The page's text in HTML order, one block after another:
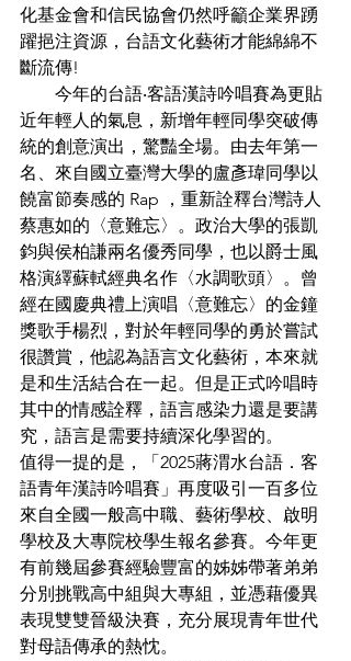
化基金會和信民協會仍然呼籲企業界踴
躍挹注資源，台語文化藝術才能綿綿不
斷流傳!
今年的台語‧客語漢詩吟唱賽為更貼
近年輕人的氣息，新增年輕同學突破傳
統的創意演出，驚豔全場。由去年第一
名、來自國立臺灣大學的盧彥瑋同學以
饒富節奏感的 Rap ，重新詮釋台灣詩人
蔡惠如的〈意難忘〉。政治大學的張凱
鈞與侯柏謙兩名優秀同學，也以爵士風
格演繹蘇軾經典名作〈水調歌頭〉。曾
經在國慶典禮上演唱〈意難忘〉的金鐘
獎歌手楊烈，對於年輕同學的勇於嘗試
很讚賞，他認為語言文化藝術，本來就
是和生活結合在一起。但是正式吟唱時
其中的情感詮釋，語言感染力還是要講
究，語言是需要持續深化學習的。
值得一提的是，「2025蔣渭水台語．客
語青年漢詩吟唱賽」再度吸引一百多位
來自全國一般高中職、藝術學校、啟明
學校及大專院校學生報名參賽。今年更
有前幾屆參賽經驗豐富的姊姊帶著弟弟
分別挑戰高中組與大專組，並憑藉優異
表現雙雙晉級決賽，充分展現青年世代
對母語傳承的熱忱。